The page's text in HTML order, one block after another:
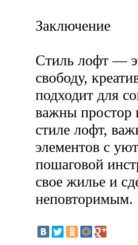
Заключение
Стиль лофт —
свободу,
подходит для
важны простор
стиле лофт,
элементов с
пошаговой
свое жилье и
неповторимым.